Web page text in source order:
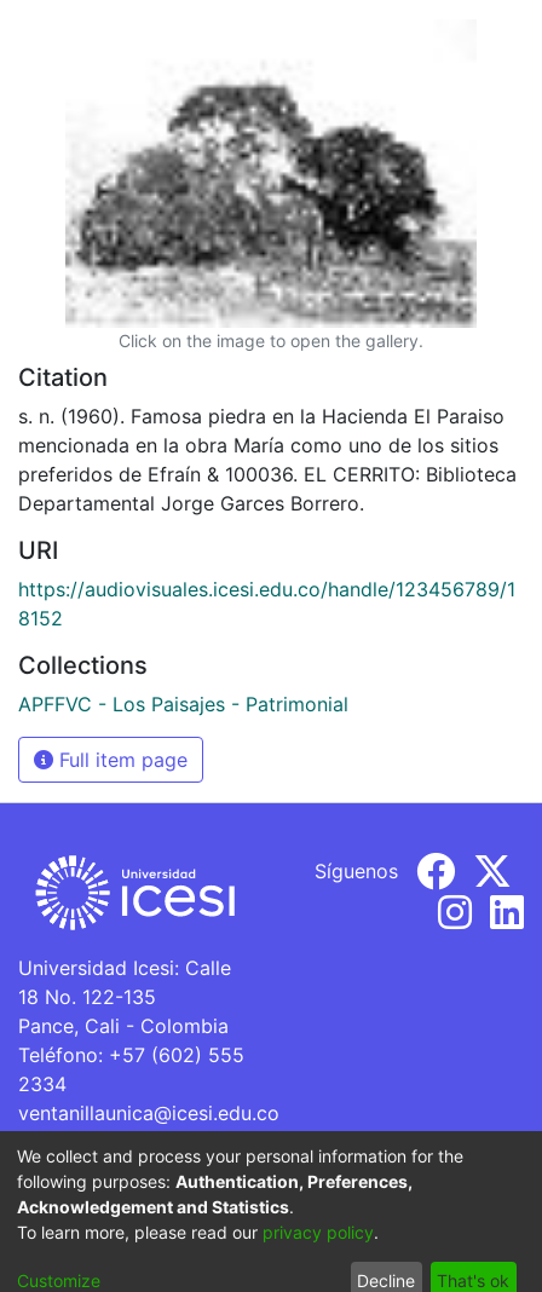
Click on the image to open the gallery.
Citation
s. n. (1960). Famosa piedra en la Hacienda El Paraiso
mencionada en la obra María como uno de los sitios
preferidos de Efraín & 100036. EL CERRITO: Biblioteca
Departamental Jorge Garces Borrero.
URI
https://audiovisuales.icesi.edu.co/handle/123456789/1
8152
Collections
APFFVC - Los Paisajes - Patrimonial
Full item page
Universidad Icesi: Calle
18 No. 122-135
Pance, Cali - Colombia
Teléfono: +57 (602) 555
2334
ventanillaunica@icesi.edu.co
Síguenos
La Universidad Icesi es una Institución de Educación
Superior que se encuentra sujeta a inspección y vigilancia
por parte del Ministerio de Educación Nacional.
Cookie
End User
Send
We collect and process your personal information for the
following purposes: Authentication, Preferences,
Acknowledgement and Statistics.
To learn more, please read our privacy policy.
Customize Decline That's ok